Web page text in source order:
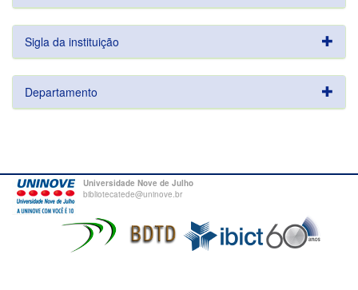
Sigla da instituição
Departamento
Universidade Nove de Julho
bibliotecatede@uninove.br